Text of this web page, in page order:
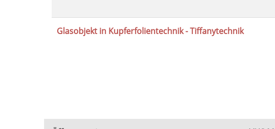
Glasobjekt in Kupferfolientechnik - Tiffanytechnik